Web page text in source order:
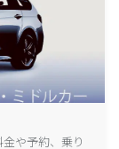
や予約、乗り